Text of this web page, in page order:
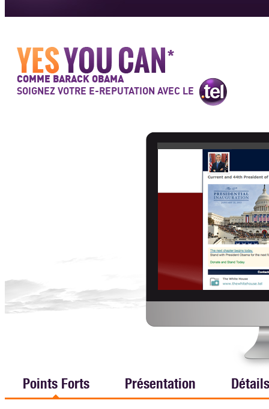
COMME BARACK OBAMA
SOIGNEZ VOTRE E-REPUTATION AVEC LE
Points Forts Présentation Détails